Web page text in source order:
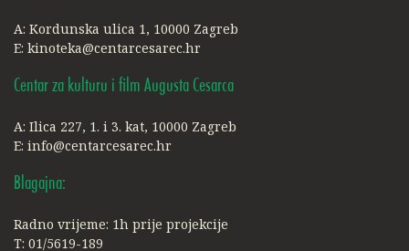
A: Kordunska ulica 1, 10000 Zagreb
E: kinoteka@centarcesarec.hr
Centar za kulturu i film Augusta Cesarca
A: Ilica 227, 1. i 3. kat, 10000 Zagreb
E: info@centarcesarec.hr
Blagajna:
Radno vrijeme: 1h prije projekcije
T: 01/5619-189